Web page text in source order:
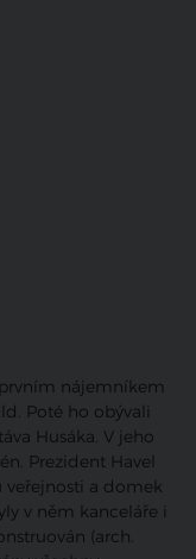
nájemníkem
Poté ho obývali
Husáka. V jeho
Prezident Havel
veřejnosti a domek
v něm kanceláře i
(arch.